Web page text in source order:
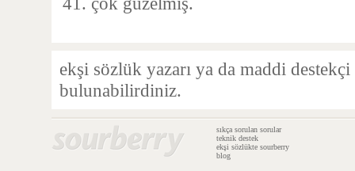
ekşi sözlük yazarı ya da maddi
bulunabilirdiniz.
sıkça sorulan sorular
teknik destek
ekşi sözlükte sourberry
blog